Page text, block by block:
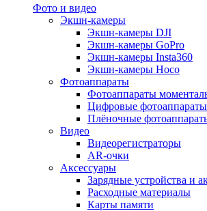
Фото и видео
Экшн-камеры
Экшн-камеры DJI
Экшн-камеры GoPro
Экшн-камеры Insta360
Экшн-камеры Hoco
Фотоаппараты
Фотоаппараты
Цифровые фотоаппараты
Плёночные
Видео
Видеорегистраторы
AR-очки
Аксессуары
Зарядные устройства и
Расходные материалы
Карты памяти